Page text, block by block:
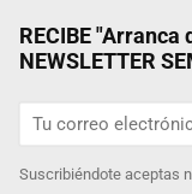
RECIBE "Arranca
NEWSLETTER
Suscribiéndote aceptas